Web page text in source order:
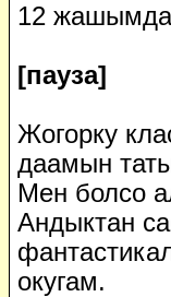
12 жашымда
[пауза]
Жогорку
даамын
Мен болсо
Андыктан
окугам.